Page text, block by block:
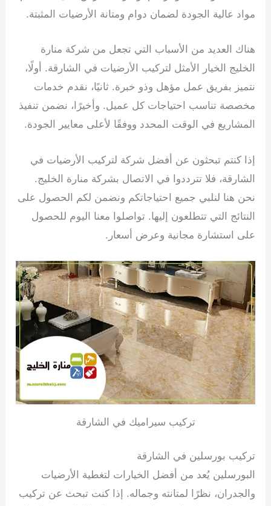
مواد عالية الجودة لضمان دوام ومتانة الأرضيات المثبتة.
هناك العديد من الأسباب التي تجعل من شركة منارة
الخليج الخيار الأمثل لتركيب الأرضيات في الشارقة. أولًا،
نتميز بفريق عمل مؤهل وذو خبرة. ثانيًا، نقدم خدمات
مخصصة تناسب احتياجات كل عميل. وأخيرًا، نضمن تنفيذ
المشاريع في الوقت المحدد ووفقًا لأعلى معايير الجودة.
إذا كنتم تبحثون عن أفضل شركة لتركيب الأرضيات في
الشارقة، فلا تترددوا في الاتصال بشركة منارة الخليج.
نحن هنا لنلبي جميع احتياجاتكم ونضمن لكم الحصول على
النتائج التي تتطلعون إليها. تواصلوا معنا اليوم للحصول
على استشارة مجانية وعرض أسعار.
تركيب سيراميك في الشارقة
تركيب بورسلين في الشارقة
البورسلين يُعد من أفضل الخيارات لتغطية الأرضيات
والجدران، نظرًا لمتانته وجماله. إذا كنت تبحث عن تركيب